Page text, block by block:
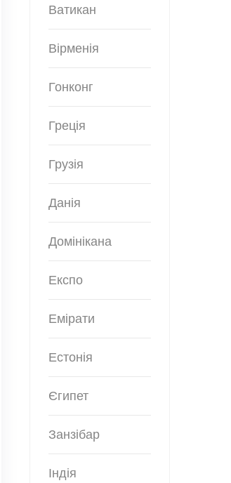
Ватикан
Вірменія
Гонконг
Греція
Грузія
Данія
Домінікана
Експо
Емірати
Естонія
Єгипет
Занзібар
Індія